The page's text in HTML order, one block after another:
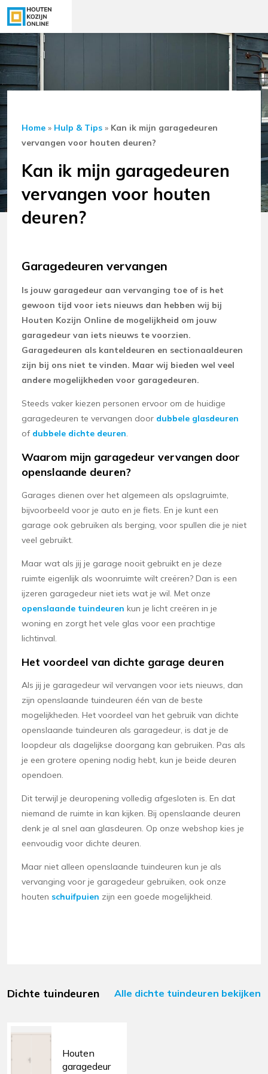
Home » Hulp & Tips » Kan ik mijn garagedeuren
vervangen voor houten deuren?
Kan ik mijn garagedeuren
vervangen voor houten
deuren?
Garagedeuren vervangen
Is jouw garagedeur aan vervanging toe of is het
gewoon tijd voor iets nieuws dan hebben wij bij
Houten Kozijn Online de mogelijkheid om jouw
garagedeur van iets nieuws te voorzien.
Garagedeuren als kanteldeuren en sectionaaldeuren
zijn bij ons niet te vinden. Maar wij bieden wel veel
andere mogelijkheden voor garagedeuren.
Steeds vaker kiezen personen ervoor om de huidige
garagedeuren te vervangen door dubbele glasdeuren
of dubbele dichte deuren.
Waarom mijn garagedeur vervangen door
openslaande deuren?
Garages dienen over het algemeen als opslagruimte,
bijvoorbeeld voor je auto en je fiets. En je kunt een
garage ook gebruiken als berging, voor spullen die je niet
veel gebruikt.
Maar wat als jij je garage nooit gebruikt en je deze
ruimte eigenlijk als woonruimte wilt creëren? Dan is een
ijzeren garagedeur niet iets wat je wil. Met onze
openslaande tuindeuren kun je licht creëren in je
woning en zorgt het vele glas voor een prachtige
lichtinval.
Het voordeel van dichte garage deuren
Als jij je garagedeur wil vervangen voor iets nieuws, dan
zijn openslaande tuindeuren één van de beste
mogelijkheden. Het voordeel van het gebruik van dichte
openslaande tuindeuren als garagedeur, is dat je de
loopdeur als dagelijkse doorgang kan gebruiken. Pas als
je een grotere opening nodig hebt, kun je beide deuren
opendoen.
Dit terwijl je deuropening volledig afgesloten is. En dat
niemand de ruimte in kan kijken. Bij openslaande deuren
denk je al snel aan glasdeuren. Op onze webshop kies je
eenvoudig voor dichte deuren.
Maar niet alleen openslaande tuindeuren kun je als
vervanging voor je garagedeur gebruiken, ook onze
houten schuifpuien zijn een goede mogelijkheid.
Dichte tuindeuren Alle dichte tuindeuren bekijken
Houten
garagedeur